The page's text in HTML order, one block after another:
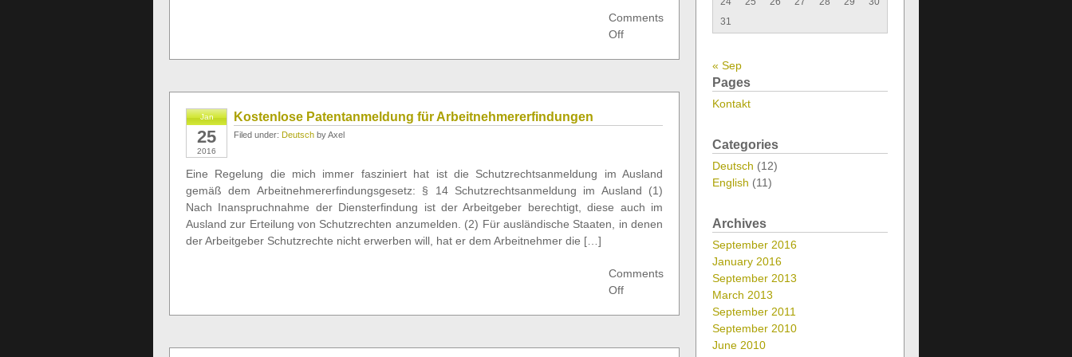
Comments
Offon
Patentanmeldungen
Jan
25
2016
Kostenlose Patentanmeldung für Arbeitnehmererfindungen
Filed under: Deutsch by Axel
Eine Regelung die mich immer fasziniert hat ist die Schutzrechtsanmeldung im Ausland
gemäß dem Arbeitnehmererfindungsgesetz: § 14 Schutzrechtsanmeldung im Ausland (1)
Nach Inanspruchnahme der Diensterfindung ist der Arbeitgeber berechtigt, diese auch im
Ausland zur Erteilung von Schutzrechten anzumelden. (2) Für ausländische Staaten, in denen
der Arbeitgeber Schutzrechte nicht erwerben will, hat er dem Arbeitnehmer die […]
Comments
Offon
31
« Sep
Pages
Kontakt
Categories
Deutsch (12)
English (11)
Archives
September 2016
January 2016
September 2013
March 2013
September 2011
September 2010
June 2010